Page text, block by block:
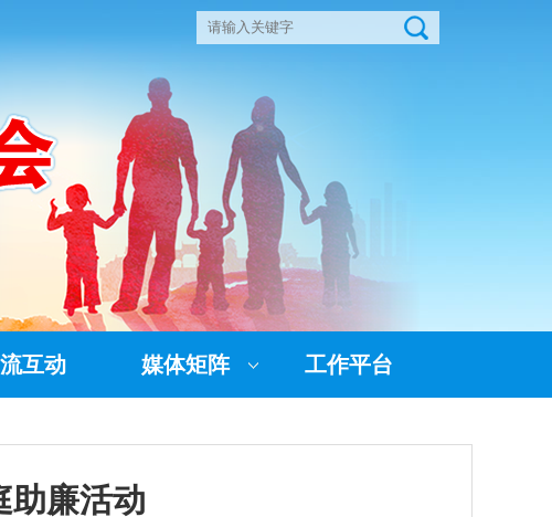
互动 媒体矩阵 工作平台
助廉活动